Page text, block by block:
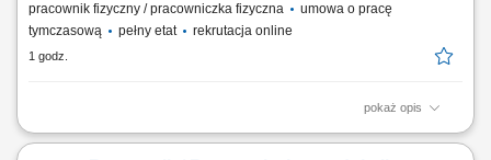
pracownik fizyczny / pracowniczka fizyczna
umowa o pracę
tymczasową
pełny etat rekrutacja online
1 godz.
pokaż opis
Opis stanowiska: Realizacja zamówień dla klientów poprzez